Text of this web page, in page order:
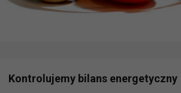
Kontrolujemy bilans energetyczny